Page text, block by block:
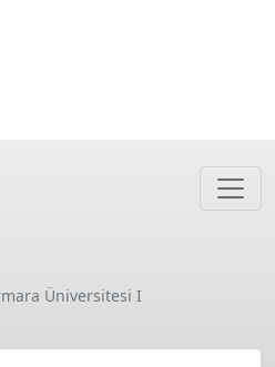
Üniversitesi I